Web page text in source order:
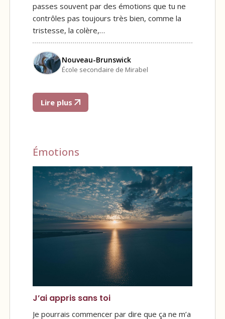
passes souvent par des émotions que tu ne
contrôles pas toujours très bien, comme la
tristesse, la colère,…
Nouveau-Brunswick
École secondaire de Mirabel
Lire plus
Émotions
J’ai appris sans toi
Je pourrais commencer par dire que ça ne m’a